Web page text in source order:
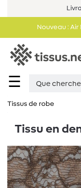
Nouveau :
☰
Tissus de robe
Tissu en